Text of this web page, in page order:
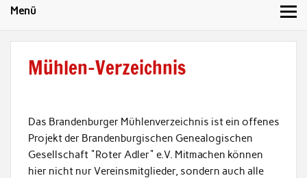
Menü
Mühlen-Verzeichnis
Das Brandenburger Mühlenverzeichnis ist ein offenes
Projekt der Brandenburgischen Genealogischen
Gesellschaft "Roter Adler" e.V. Mitmachen können
hier nicht nur Vereinsmitglieder, sondern auch alle